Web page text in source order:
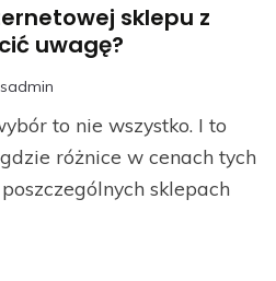
sklepu z
uwagę?
to nie wszystko. I to
różnice w cenach tych
sklepach